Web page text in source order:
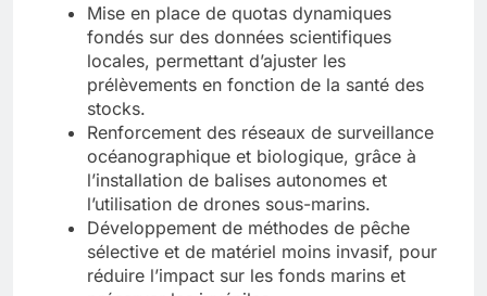
Mise en place de quotas dynamiques
fondés sur des données scientifiques
locales, permettant d’ajuster les
prélèvements en fonction de la santé des
stocks.
Renforcement des réseaux de surveillance
océanographique et biologique, grâce à
l’installation de balises autonomes et
l’utilisation de drones sous-marins.
Développement de méthodes de pêche
sélective et de matériel moins invasif, pour
réduire l’impact sur les fonds marins et